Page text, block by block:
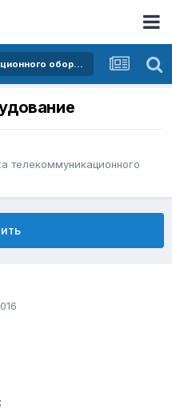
Покупка и продажа телекоммуникационного оборудования
телекоммуникационного